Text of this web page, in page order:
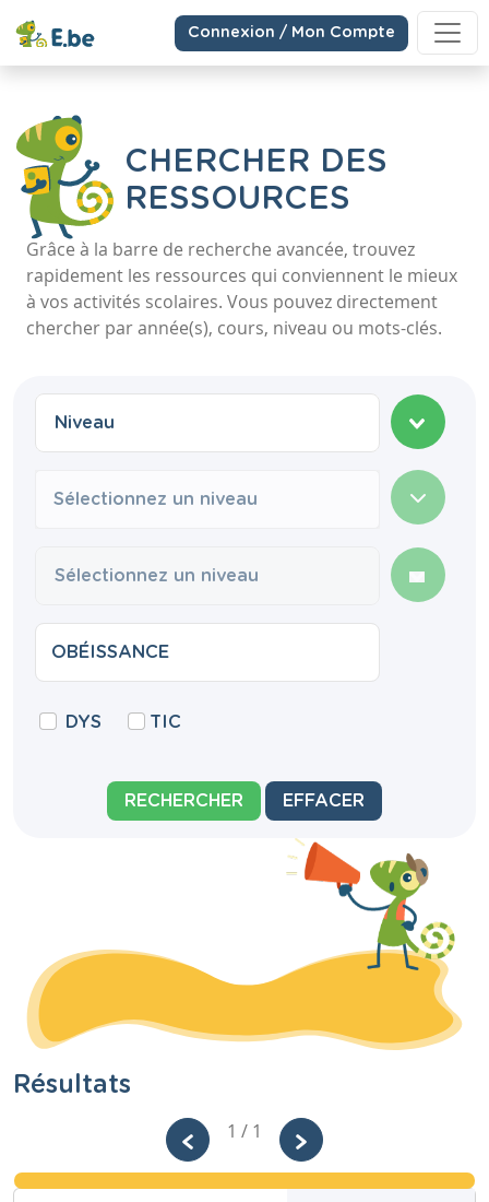
Connexion / Mon Compte
CHERCHER DES
RESSOURCES
Grâce à la barre de recherche avancée, trouvez
rapidement les ressources qui conviennent le mieux
à vos activités scolaires. Vous pouvez directement
chercher par année(s), cours, niveau ou mots-clés.
Sélectionnez un niveau
DYS TIC
RECHERCHER EFFACER
Résultats
1 / 1